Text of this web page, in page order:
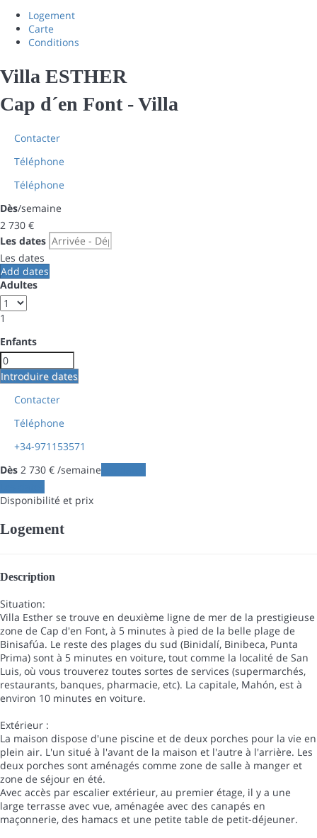
Logement
Carte
Conditions
Villa ESTHER
Cap d´en Font -Villa
Contacter
Téléphone
Téléphone
Dès/semaine
2 730 €
Les dates
Les dates
Add dates
Adultes
1
Enfants
Introduire dates
Contacter
Téléphone
+34-971153571
Dès 2 730 € /semaine
Disponibilité et prix
Logement
Description
Situation:
Villa Esther se trouve en deuxième ligne de mer de la prestigieuse
zone de Cap d'en Font, à 5 minutes à pied de la belle plage de
Binisafúa. Le reste des plages du sud (Binidalí, Binibeca, Punta
Prima) sont à 5 minutes en voiture, tout comme la localité de San
Luis, où vous trouverez toutes sortes de services (supermarchés,
restaurants, banques, pharmacie, etc). La capitale, Mahón, est à
environ 10 minutes en voiture.
Extérieur :
La maison dispose d'une piscine et de deux porches pour la vie en
plein air. L'un situé à l'avant de la maison et l'autre à l'arrière. Les
deux porches sont aménagés comme zone de salle à manger et
zone de séjour en été.
Avec accès par escalier extérieur, au premier étage, il y a une
large terrasse avec vue, aménagée avec des canapés en
maçonnerie, des hamacs et une petite table de petit-déjeuner.